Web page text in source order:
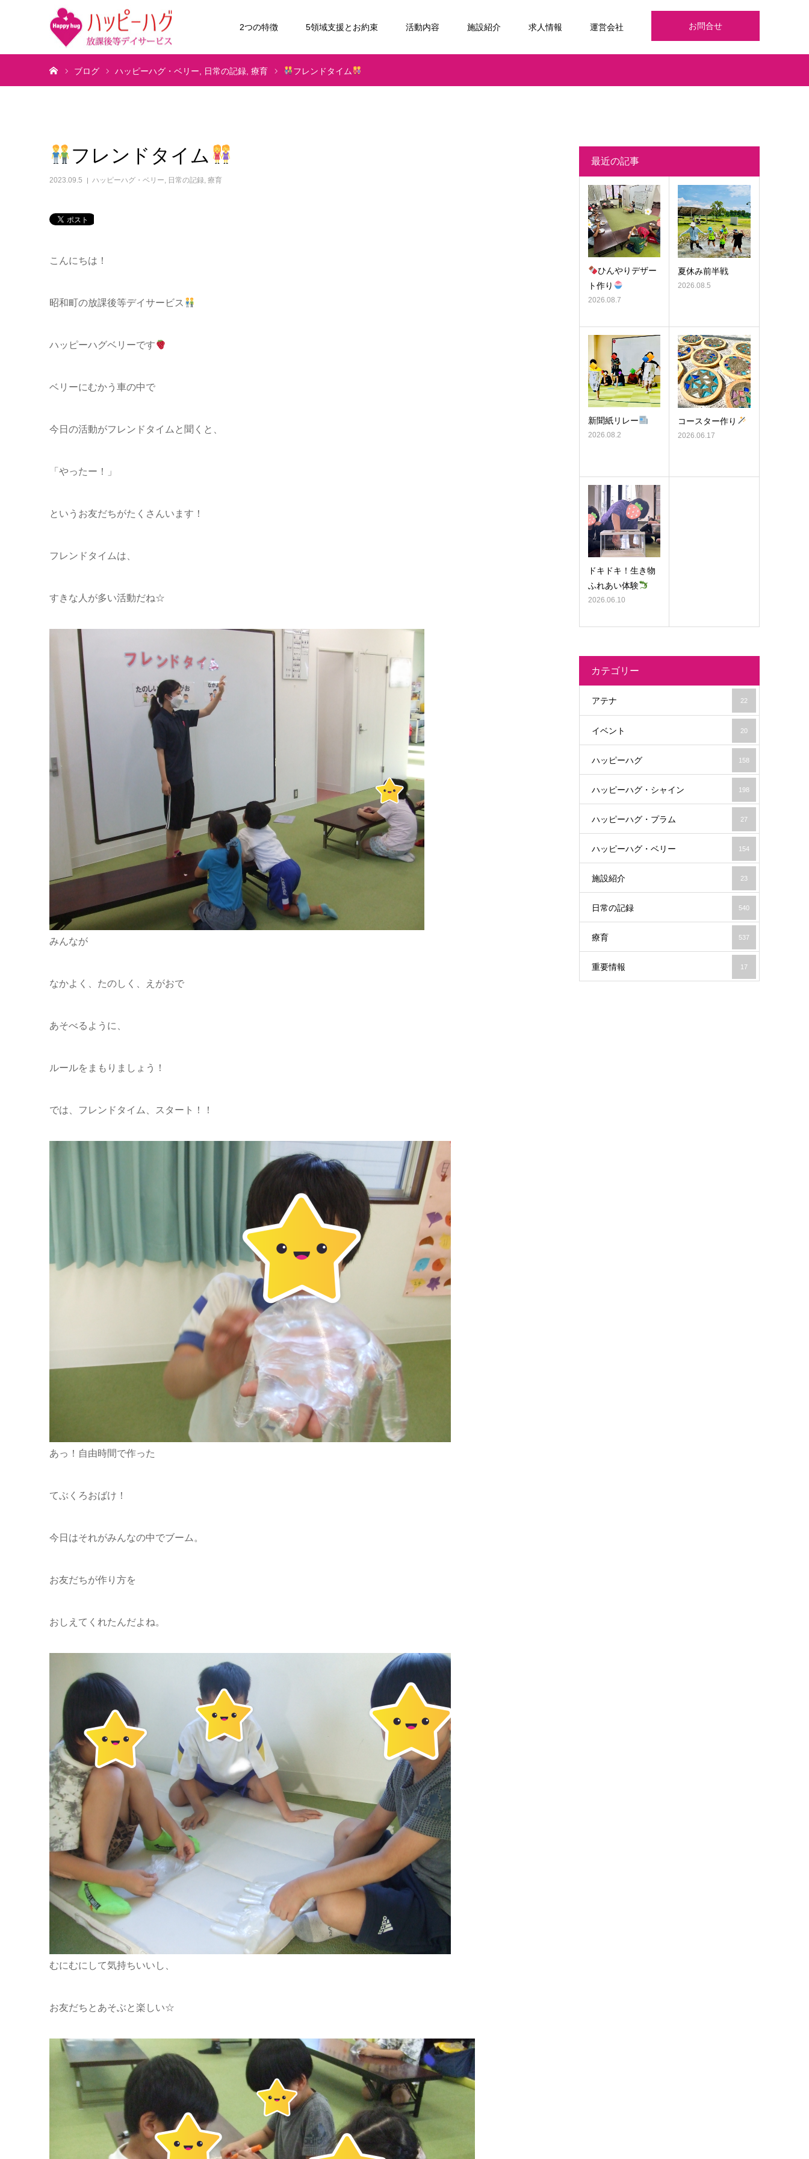
お問合せ
2つの特徴 5領域支援とお約束 活動内容 施設紹介 求人情報 運営会社
ブログ ハッピーハグ・ベリー 日常の記録 療育 フレンドタイム
フレンドタイム
2023.09.5 ハッピーハグ・ベリー, 日常の記録, 療育
こんにちは！
昭和町の放課後等デイサービス
ハッピーハグベリーです
ベリーにむかう車の中で
今日の活動がフレンドタイムと聞くと、
「やったー！」
というお友だちがたくさんいます！
フレンドタイムは、
すきな人が多い活動だね☆
みんなが
なかよく、たのしく、えがおで
あそべるように、
ルールをまもりましょう！
では、フレンドタイム、スタート！！
あっ！自由時間で作った
てぶくろおばけ！
今日はそれがみんなの中でブーム。
お友だちが作り方を
おしえてくれたんだよね。
むにむにして気持ちいいし、
お友だちとあそぶと楽しい☆
最近の記事
ひんやりデザー
ト作り
2026.08.7
夏休み前半戦
2026.08.5
新聞紙リレー
2026.08.2
コースター作り
2026.06.17
ドキドキ！生き物
ふれあい体験
2026.06.10
カテゴリー
アテナ 22
イベント 20
ハッピーハグ 158
ハッピーハグ・シャイン 198
ハッピーハグ・プラム 27
ハッピーハグ・ベリー 154
施設紹介 23
日常の記録 540
療育 537
重要情報 17